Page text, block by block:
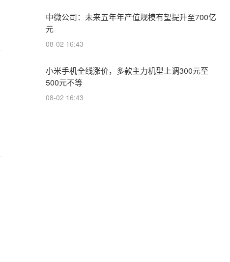
中微公司：未来五年年产值规模有望提升至700亿
元
08-02 16:43
小米手机全线涨价，多款主力机型上调300元至
500元不等
08-02 16:43